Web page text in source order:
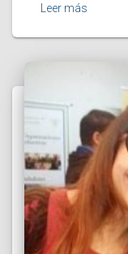
Leer más